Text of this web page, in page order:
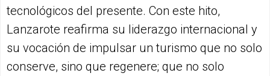
tecnológicos del presente. Con este hito,
Lanzarote reafirma su liderazgo internacional y
su vocación de impulsar un turismo que no solo
conserve, sino que regenere; que no solo